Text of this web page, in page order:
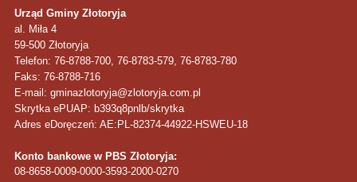
Urząd Gminy Złotoryja
al. Miła 4
59-500 Złotoryja
Telefon: 76-8788-700, 76-8783-579, 76-8783-780
Faks: 76-8788-716
E-mail: gminazlotoryja@zlotoryja.com.pl
Skrytka ePUAP: b393q8pnlb/skrytka
Adres eDoręczeń: AE:PL-82374-44922-HSWEU-18
Konto bankowe w PBS Złotoryja:
08-8658-0009-0000-3593-2000-0270